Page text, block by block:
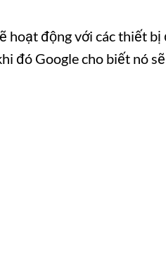
hoạt động với các thiết
đó Google cho biết nó